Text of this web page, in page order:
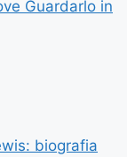
Guardarlo in
biografia